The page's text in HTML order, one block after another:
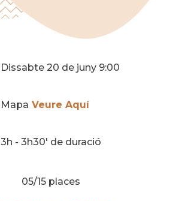
Dissabte 20 de juny 9:00
Mapa Veure Aquí
3h - 3h30' de duració
05/15 places